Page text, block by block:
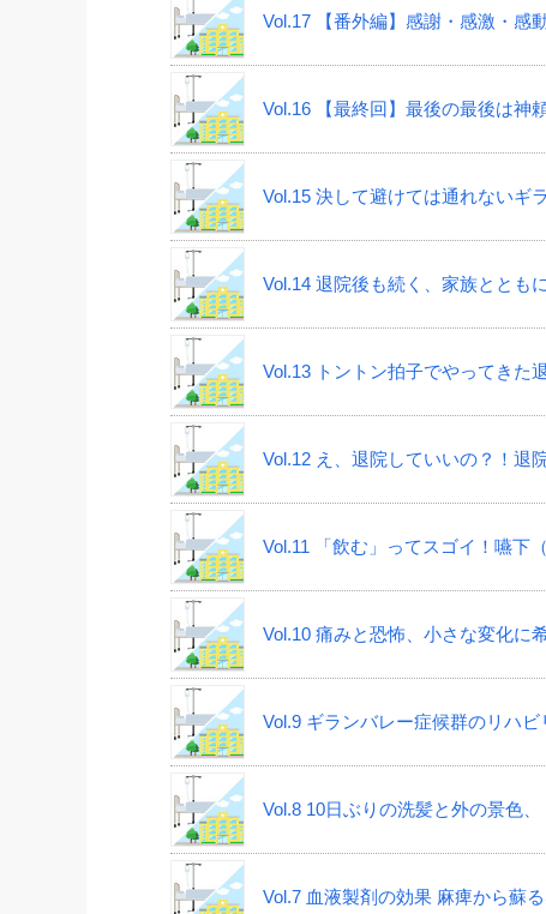
Vol.17 【番外編】感謝・感激・感
Vol.16 【最終回】最後の最後は神
Vol.15 決して避けては通れないギ
Vol.14 退院後も続く、家族ととも
Vol.13 トントン拍子でやってきた
Vol.12 え、退院していいの？！退
Vol.11 「飲む」ってスゴイ！嚥下
Vol.10 痛みと恐怖、小さな変化に
Vol.9 ギランバレー症候群のリハ
Vol.8 10日ぶりの洗髪と外の景色
Vol.7 血液製剤の効果 麻痺から蘇